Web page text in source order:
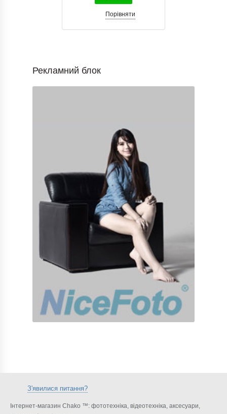
Порівняти
Рекламний блок
З'явилися питання?
Інтернет-магазин Chako ™: фототехніка, відеотехніка, аксесуари,